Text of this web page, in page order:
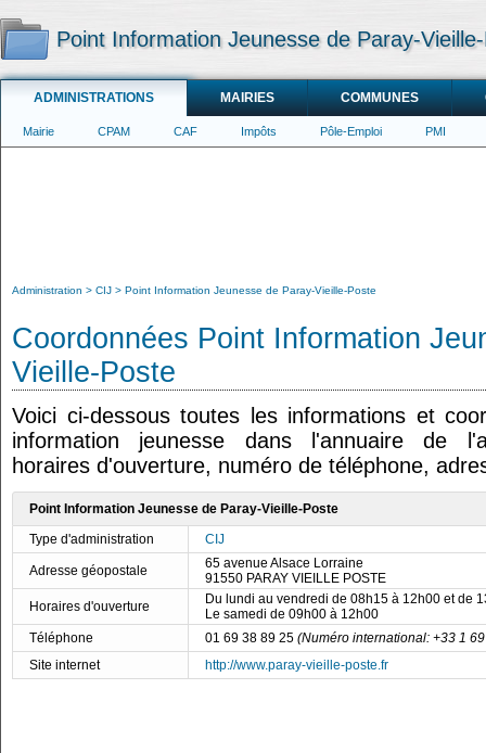
Point Information Jeunesse de Paray-
ADMINISTRATIONS MAIRIES COMMUNES
Mairie CPAM CAF Impôts Pôle-Emploi PMI
Administration CIJ Point Information Jeunesse de Paray-Vieille-Poste
Coordonnées Point Information
Vieille-Poste
Voici ci-dessous toutes les informations et
information jeunesse dans l'annuaire de
horaires d'ouverture, numéro de téléphone,
Point Information Jeunesse de Paray-Vieille-Poste
Type d'administration
CIJ
Adresse géopostale
65 avenue Alsace Lorraine
91550 PARAY VIEILLE POSTE
Horaires d'ouverture
Du lundi au vendredi de 08h15 à 12h00 et de
Le samedi de 09h00 à 12h00
Téléphone
01 69 38 89 25 (Numéro international: +33 1
Site internet
http://www.paray-vieille-poste.fr